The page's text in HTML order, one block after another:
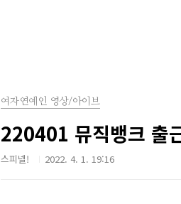
여자연예인 영상/아이브
220401 뮤직뱅크 출
스피넬! 2022. 4. 1. 19:16